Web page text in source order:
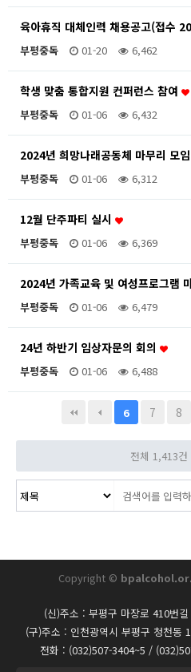
육아휴직 대체인력 채용공고(접수
부평중독 01-20 6,462
학생 맞춤 통합지원 컨퍼런스 참여
부평중독 01-06 6,432
2024년 희망나래공동체 마무리 모
부평중독 01-06 6,312
12월 단주파티 실시
부평중독 01-06 6,369
2024년 가족교육 및 여성프로그램
부평중독 01-06 6,479
24년 하반기 임상자문의 회의
부평중독 01-06 6,488
6 7 8
전체 1,413건
Copyright ©
(신)주소 : 부평구 마장로 410번
(구)주소 : 인천광역시 부평구 청천동
전화 : (032)507-3404~5 /